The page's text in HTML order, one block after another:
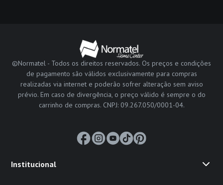
©Normatel - Todos os direitos reservados. Os preços e condições
de pagamento são válidos exclusivamente para compras
realizadas via internet e poderão sofrer alteração sem aviso
prévio. Em caso de divergência, o preço válido é sempre o do
carrinho de compras. CNPJ: 09.267.050/0001-04.
Institucional